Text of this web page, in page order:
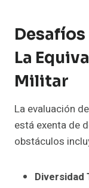
Desafíos
La
Militar
La evaluación
está exenta de
obstáculos
Diversidad